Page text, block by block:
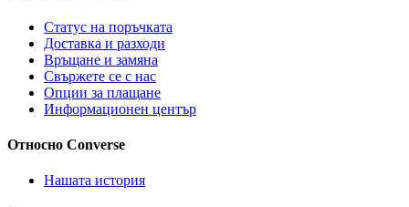
Статус на поръчката
Доставка и разходи
Връщане и замяна
Свържете се с нас
Опции за плащане
Информационен център
Относно Converse
Нашата история